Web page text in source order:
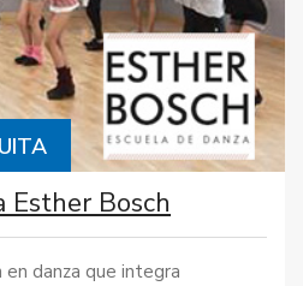
Esther Bosch
danza que integra